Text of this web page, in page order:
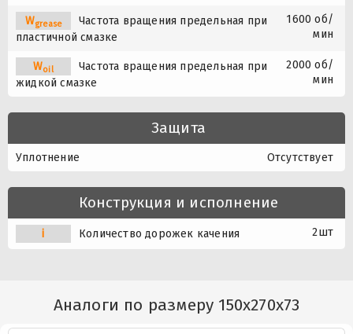
Wgrease
Частота вращения предельная при
пластичной смазке
1600 об/
мин
Woil
Частота вращения предельная при
жидкой смазке
2000 об/
мин
Защита
Уплотнение Отсутствует
Конструкция и исполнение
i Количество дорожек качения 2шт
Аналоги по размеру 150x270x73